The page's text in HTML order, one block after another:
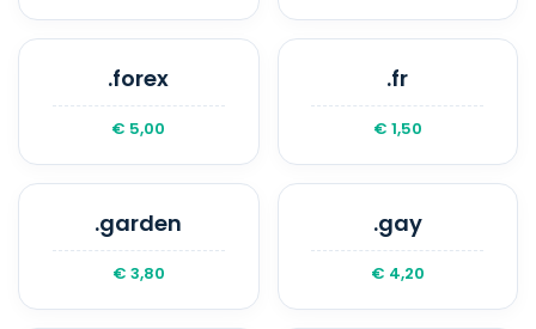
.forex
€ 5,00
.fr
€ 1,50
.garden
€ 3,80
.gay
€ 4,20